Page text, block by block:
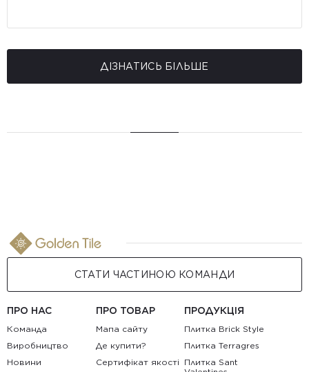
ДІЗНАТИСЬ БІЛЬШЕ
СТАТИ ЧАСТИНОЮ КОМАНДИ
ПРО НАС
Команда
Виробництво
Новини
ПРО ТОВАР
Мапа сайту
Де купити?
Сертифікат якості
ПРОДУКЦІЯ
Плитка Brick Style
Плитка Terragres
Плитка Sant